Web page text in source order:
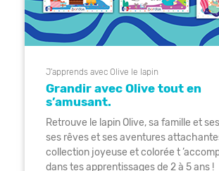
J’apprends avec Olive le lapin
Grandir avec Olive tout en
s’amusant.
Retrouve le lapin Olive, sa famille et
ses rêves et ses aventures
collection joyeuse et colorée t
dans tes apprentissages de 2 à 5 ans !